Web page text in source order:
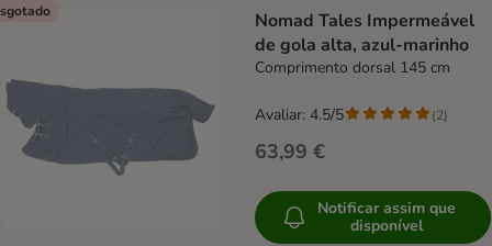
Nomad Tales Impermeável
de gola alta, azul-marinho
Comprimento dorsal 145 cm
63,99 €
Avaliar: 4.5/5 (2)
Notificar assim que
disponível